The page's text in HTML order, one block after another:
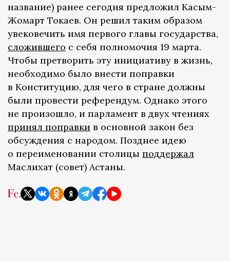
название) ранее сегодня предложил Касым-
Жомарт Токаев. Он решил таким образом
увековечить имя первого главы государства,
сложившего с себя полномочия 19 марта.
Чтобы претворить эту инициативу в жизнь,
необходимо было внести поправки
в Конституцию, для чего в стране должны
были провести референдум. Однако этого
не произошло, и парламент в двух чтениях
принял поправки в основной закон без
обсуждения с народом. Позднее идею
о переименовании столицы поддержал
Маслихат (совет) Астаны.